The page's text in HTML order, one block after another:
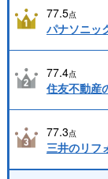
77.5点
パナソニッ
77.4点
住友不動産
77.3点
三井のリフ